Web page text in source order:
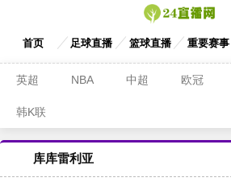
首页 足球直播 篮球直播 重要赛事
英超 NBA 中超 欧冠
韩K联
库库雷利亚